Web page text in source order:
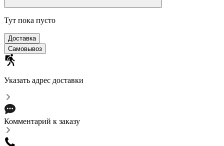
Тут пока пусто
Доставка
Самовывоз
Указать адрес доставки
Комментарий к заказу